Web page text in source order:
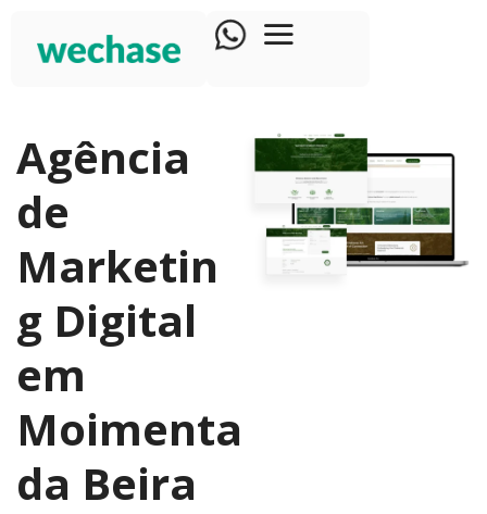
Agência
de
Marketin
g Digital
em
Moimenta
da Beira